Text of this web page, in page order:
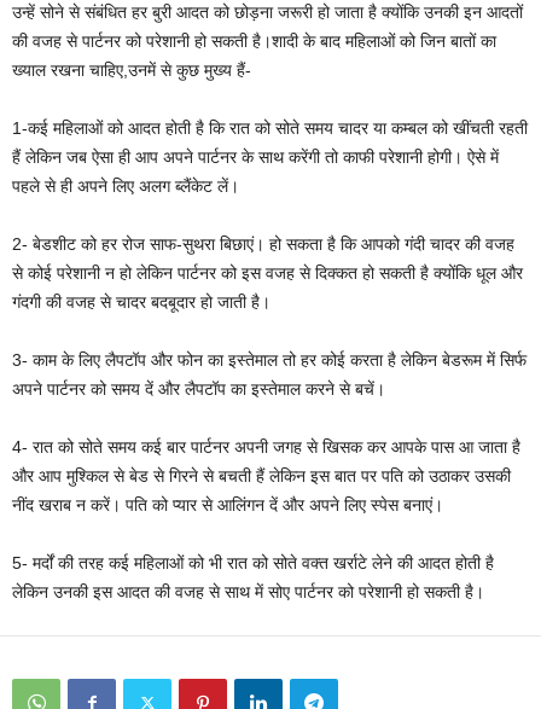
उन्हें सोने से संबंधित हर बुरी आदत को छोड़ना जरूरी हो जाता है क्योंकि उनकी इन आदतों
की वजह से पार्टनर को परेशानी हो सकती है।शादी के बाद महिलाओं को जिन बातों का
ख्याल रखना चाहिए,उनमें से कुछ मुख्य हैं-
1-कई महिलाओं को आदत होती है कि रात को सोते समय चादर या कम्बल को खींचती रहती
हैं लेकिन जब ऐसा ही आप अपने पार्टनर के साथ करेंगी तो काफी परेशानी होगी। ऐसे में
पहले से ही अपने लिए अलग ब्लैंकेट लें।
2- बेडशीट को हर रोज साफ-सुथरा बिछाएं। हो सकता है कि आपको गंदी चादर की वजह
से कोई परेशानी न हो लेकिन पार्टनर को इस वजह से दिक्कत हो सकती है क्योंकि धूल और
गंदगी की वजह से चादर बदबूदार हो जाती है।
3- काम के लिए लैपटॉप और फोन का इस्तेमाल तो हर कोई करता है लेकिन बेडरूम में सिर्फ
अपने पार्टनर को समय दें और लैपटॉप का इस्तेमाल करने से बचें।
4- रात को सोते समय कई बार पार्टनर अपनी जगह से खिसक कर आपके पास आ जाता है
और आप मुश्किल से बेड से गिरने से बचती हैं लेकिन इस बात पर पति को उठाकर उसकी
नींद खराब न करें। पति को प्यार से आलिंगन दें और अपने लिए स्पेस बनाएं।
5- मर्दों की तरह कई महिलाओं को भी रात को सोते वक्त खर्राटे लेने की आदत होती है
लेकिन उनकी इस आदत की वजह से साथ में सोए पार्टनर को परेशानी हो सकती है।